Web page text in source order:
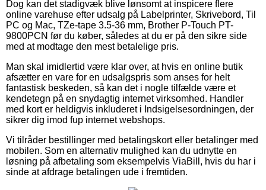
Dog kan det stadigvæk blive lønsomt at inspicere flere
online varehuse efter udsalg på Labelprinter, Skrivebord, Til
PC og Mac, TZe-tape 3.5-36 mm, Brother P-Touch PT-
9800PCN før du køber, således at du er på den sikre side
med at modtage den mest betalelige pris.
Man skal imidlertid være klar over, at hvis en online butik
afsætter en vare for en udsalgspris som anses for helt
fantastisk beskeden, så kan det i nogle tilfælde være et
kendetegn på en snydagtig internet virksomhed. Handler
med kort er heldigvis inkluderet i Indsigelsesordningen, der
sikrer dig imod fup internet webshops.
Vi tilråder bestillinger med betalingskort eller betalinger med
mobilen. Som en alternativ mulighed kan du udnytte en
løsning på afbetaling som eksempelvis ViaBill, hvis du har i
sinde at afdrage betalingen ude i fremtiden.